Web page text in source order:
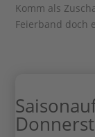
Komm als
Feierband doch